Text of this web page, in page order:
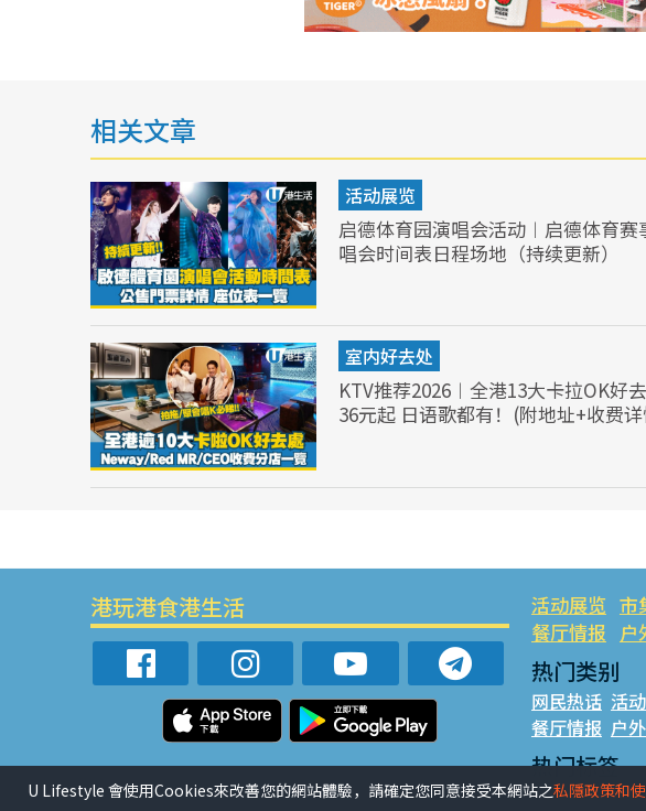
相关文章
活动展览
启德体育园演唱会活动︱启德体育赛
唱会时间表日程场地（持续更新）
室内好去处
KTV推荐2026︱全港13大卡拉OK好
36元起 日语歌都有！(附地址+收费
港玩港食港生活 活动展览 市
餐厅情报 户
热门类别
网民热话 活
餐厅情报 户
热门标签
#UGO揾好去
U Lifestyle 會使用Cookies來改善您的網站體驗，請確定您同意接受本網站之私隱政策和